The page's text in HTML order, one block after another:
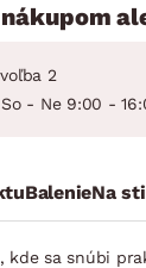
2
- Ne 9:00 -
BalenieNa
kde sa snúbi